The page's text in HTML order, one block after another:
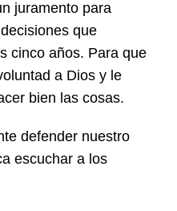
juramento para
que
cinco años. Para que
a Dios y le
bien las cosas.
defender nuestro
escuchar a los